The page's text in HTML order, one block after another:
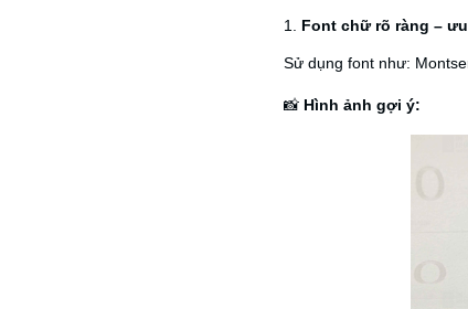
1. Font chữ rõ ràng –
Sử dụng font như:
📸 Hình ảnh gợi ý: